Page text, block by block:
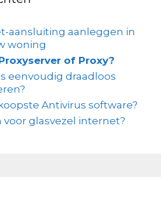
aansluiting aanleggen in
woning
of Proxy?
eenvoudig draadloos
Antivirus software?
voor glasvezel internet?